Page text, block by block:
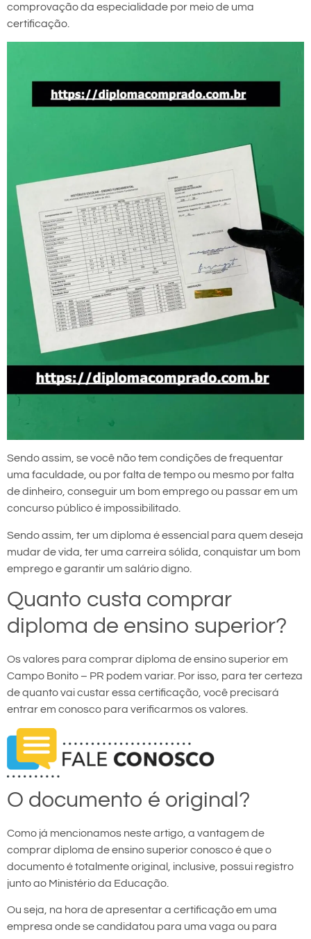
comprovação da especialidade por meio de uma
certificação.
Sendo assim, se você não tem condições de frequentar
uma faculdade, ou por falta de tempo ou mesmo por falta
de dinheiro, conseguir um bom emprego ou passar em um
concurso público é impossibilitado.
Sendo assim, ter um diploma é essencial para quem deseja
mudar de vida, ter uma carreira sólida, conquistar um bom
emprego e garantir um salário digno.
Quanto custa comprar
diploma de ensino superior?
Os valores para comprar diploma de ensino superior em
Campo Bonito – PR podem variar. Por isso, para ter certeza
de quanto vai custar essa certificação, você precisará
entrar em conosco para verificarmos os valores.
O documento é original?
Como já mencionamos neste artigo, a vantagem de
comprar diploma de ensino superior conosco é que o
documento é totalmente original, inclusive, possui registro
junto ao Ministério da Educação.
Ou seja, na hora de apresentar a certificação em uma
empresa onde se candidatou para uma vaga ou para